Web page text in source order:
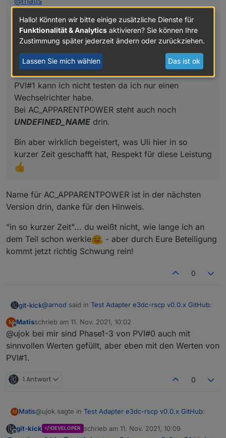
Wechselrichter habe.
Bei AC_APPARENTPOWER steht auch noch
UNDEFINED_NAMEdrin.
gemacht habe RSCPGui gleichzeitig offen, um die
Werte zu vergleichen.
bei den Phasen#1 und 2 immer nur 0 bei manchen
Werten.
PVI#1 kann ich nicht testen da ich nur einen
Wechselrichter habe.
Bei AC_APPARENTPOWER steht auch noch
UNDEFINED_NAME drin.
Bin aber wirklich begeistert, was Uli hier in so
kurzer Zeit geschafft hat, Respekt für diese Leistung
Name für AC_APPARENTPOWER ist in der nächsten
Version drin, danke für den Hinweis.
"in so kurzer Zeit"... du weißt nicht, wie lange ich an
dem Teil schon werkle
- aber durch Eure Beteiligung
kommt jetzt richtig Schwung rein!
0
git-kick@arnod said in Test Adapter e3dc-rscp v0.0.x GitHub:
Bei PVI#0 werden alle Werte bei der Phase#0
angezeigt, bei Phase#1 und 2 fehlen einige.
Das ist überraschend, denn bei mir sind alle drei
Hast du (außer den schon gemeldeten) weitere
... oder doch nicht? (Nachtrag 2 von @ArnoD) Bitte gib
mir nochmal den letzten Stand und ggf. Protokoll-
Einträge dazu.
M
Offline
Matisschrieb am 11. Nov. 2021, 10:02
zuletzt editiert von
@ujok bei mir sind Phase1-3 von PVI#0 auch mit
sinnvollen Werten gefüllt, aber eben mit den Werten von
PVI#1.
1 Antwort 0
M Matis@ujok sagte in Test Adapter e3dc-rscp v0.0.x GitHub:
Offline
git-kick DEVELOPER schrieb am 11. Nov. 2021, 10:09
zuletzt editiert von
Hallo! Könnten wir bitte einige zusätzliche Dienste für
Funktionalität & Analytics aktivieren? Sie können Ihre
Zustimmung später jederzeit ändern oder zurückziehen.
Lassen Sie mich wählen Das ist ok